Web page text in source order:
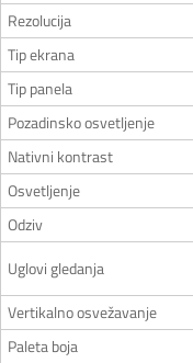
Rezolucija
Tip ekrana
Tip panela
Pozadinsko osvetljenje
Nativni kontrast
Osvetljenje
Odziv
Uglovi gledanja
Vertikalno osvežavanje
Paleta boja